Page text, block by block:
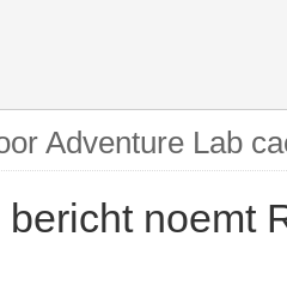
Adventure Lab
bericht noemt